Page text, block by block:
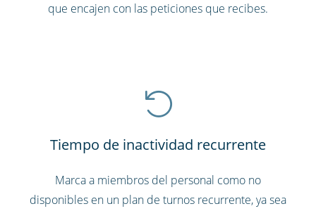
que encajen con las peticiones que recibes.
Tiempo de inactividad recurrente
Marca a miembros del personal como no
disponibles en un plan de turnos recurrente, ya sea